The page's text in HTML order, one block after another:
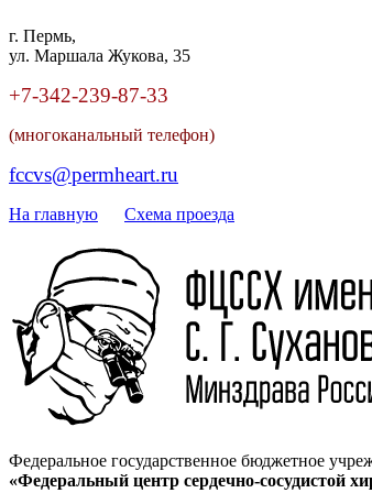
г. Пермь,
ул. Маршала Жукова, 35
+7-342-239-87-33
(многоканальный телефон)
fccvs@permheart.ru
На главную Cхема проезда
Федеральное государственное бюджетное
«Федеральный центр сердечно-сосудистой